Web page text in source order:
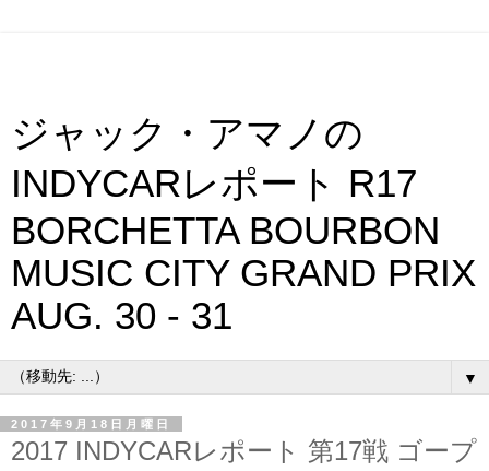
ジャック・アマノの
INDYCARレポート R17
BORCHETTA BOURBON
MUSIC CITY GRAND PRIX
AUG. 30 - 31
▼
2017年9月18日月曜日
2017 INDYCARレポート 第17戦 ゴープ